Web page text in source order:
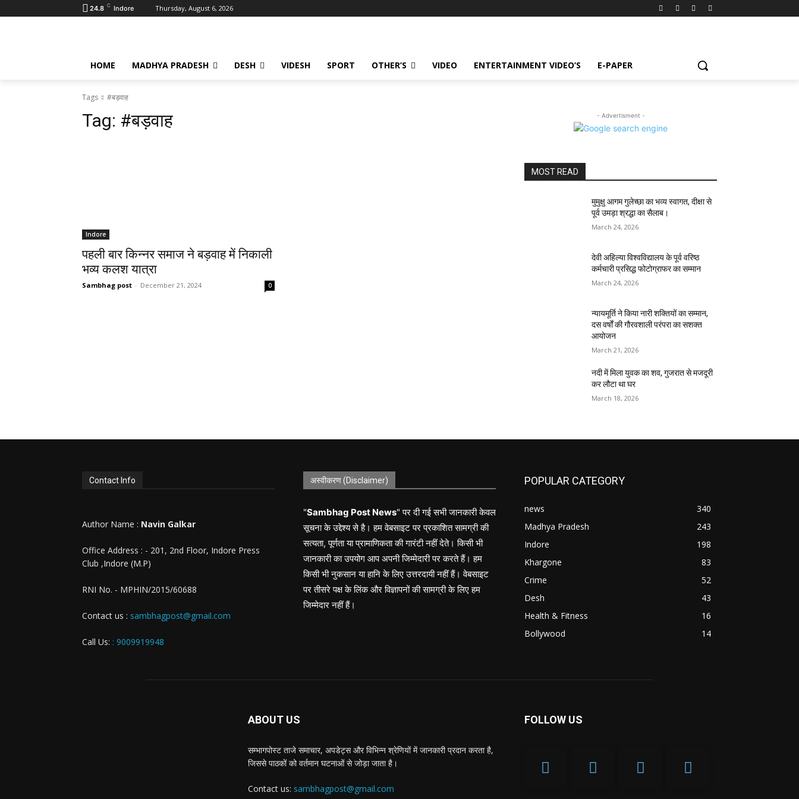
24.8 C Indore Thursday, August 6, 2026
HOME MADHYA PRADESH DESH VIDESH SPORT OTHER’S VIDEO ENTERTAINMENT VIDEO’S E-PAPER
Tags #बड़वाह
Tag: #बड़वाह
Indore
पहली बार किन्नर समाज ने बड़वाह में निकाली
भव्य कलश यात्रा
Sambhag post - December 21, 2024 0
- Advertisment -
MOST READ
मुमुक्षु आगम गुलेच्छा का भव्य स्वागत, दीक्षा से
पूर्व उमड़ा श्रद्धा का सैलाब।
March 24, 2026
देवी अहिल्या विश्वविद्यालय के पूर्व वरिष्ठ
कर्मचारी प्रसिद्ध फोटोग्राफर का सम्मान
March 24, 2026
न्यायमूर्ति ने किया नारी शक्तियों का सम्मान,
दस वर्षों की गौरवशाली परंपरा का सशक्त
आयोजन
March 21, 2026
नदी में मिला युवक का शव, गुजरात से मजदूरी
कर लौटा था घर
March 18, 2026
Contact Info
Author Name : Navin Galkar
Office Address : - 201, 2nd Floor, Indore Press
Club ,Indore (M.P)
RNI No. - MPHIN/2015/60688
Contact us : sambhagpost@gmail.com
Call Us: : 9009919948
अस्वीकरण (Disclaimer)
"Sambhag Post News" पर दी गई सभी जानकारी केवल
सूचना के उद्देश्य से है। हम वेबसाइट पर प्रकाशित सामग्री की
सत्यता, पूर्णता या प्रामाणिकता की गारंटी नहीं देते। किसी भी
जानकारी का उपयोग आप अपनी जिम्मेदारी पर करते हैं। हम
किसी भी नुकसान या हानि के लिए उत्तरदायी नहीं हैं। वेबसाइट
पर तीसरे पक्ष के लिंक और विज्ञापनों की सामग्री के लिए हम
जिम्मेदार नहीं हैं।
POPULAR CATEGORY
news
340
Madhya Pradesh
243
Indore
198
Khargone
83
Crime
52
Desh
43
Health & Fitness
16
Bollywood
14
ABOUT US
सम्भागपोस्ट ताजे समाचार, अपडेट्स और विभिन्न श्रेणियों में जानकारी प्रदान करता है,
जिससे पाठकों को वर्तमान घटनाओं से जोड़ा जाता है।
Contact us: sambhagpost@gmail.com
FOLLOW US